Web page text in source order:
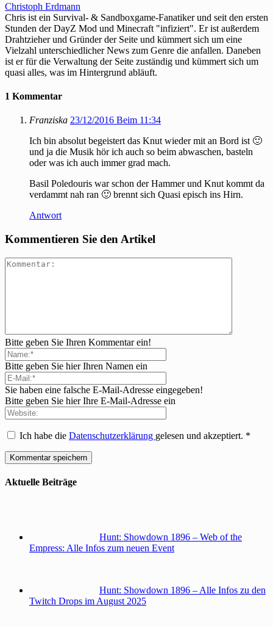
Christoph Erdmann
Chris ist ein Survival- & Sandboxgame-Fanatiker und seit den ersten
Stunden der DayZ Mod und Minecraft "infiziert". Er ist außerdem
Drahtzieher und Gründer der Seite und kümmert sich um eine
Vielzahl unterschiedlicher News zum Genre die anfallen. Daneben
ist er für die Verwaltung der Seite zuständig und kümmert sich um
quasi alles, was im Hintergrund abläuft.
1 Kommentar
Franziska 23/12/2016 Beim 11:34
Ich bin absolut begeistert das Knut wieder mit an Bord ist 🙂
und ja die Musik hör ich auch so beim abwaschen, basteln
oder was ich auch immer grad mach.
Basil Poledouris war schon der Hammer und Knut kommt da
verdammt nah ran 🙂 brennt sich Quasi episch ins Hirn.
Antwort
Kommentieren Sie den Artikel
Bitte geben Sie Ihren Kommentar ein!
Bitte geben Sie hier Ihren Namen ein
Sie haben eine falsche E-Mail-Adresse eingegeben!
Bitte geben Sie hier Ihre E-Mail-Adresse ein
Ich habe die Datenschutzerklärung gelesen und akzeptiert. *
Aktuelle Beiträge
Hunt: Showdown 1896 – Web of the
Empress: Alle Infos zum neuen Event
Hunt: Showdown 1896 – Alle Infos zu den
Twitch Drops im August 2025